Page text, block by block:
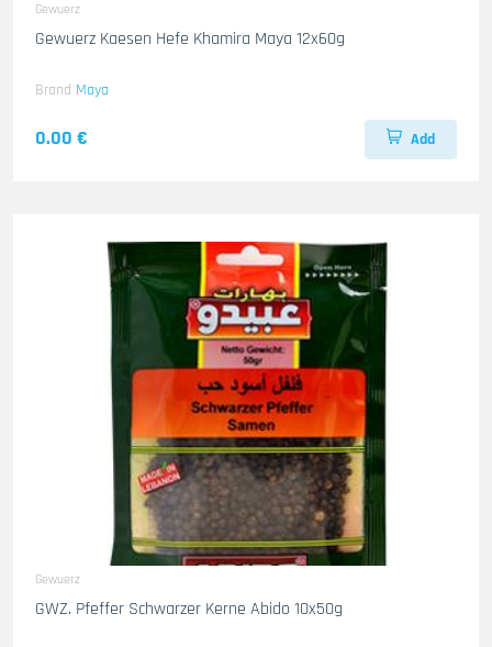
Gewuerz
Gewuerz Kaesen Hefe Khamira Maya 12x60g
Brand Maya
0.00 € Add
Gewuerz
GWZ. Pfeffer Schwarzer Kerne Abido 10x50g